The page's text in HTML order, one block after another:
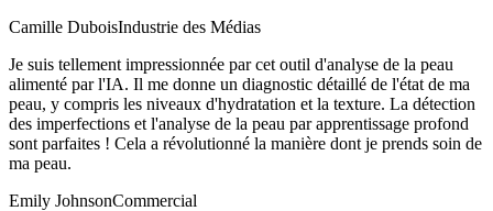
Camille DuboisIndustrie des Médias
Je suis tellement impressionnée par cet outil d'analyse de la peau
alimenté par l'IA. Il me donne un diagnostic détaillé de l'état de ma
peau, y compris les niveaux d'hydratation et la texture. La détection
des imperfections et l'analyse de la peau par apprentissage profond
sont parfaites ! Cela a révolutionné la manière dont je prends soin de
ma peau.
Emily JohnsonCommercial